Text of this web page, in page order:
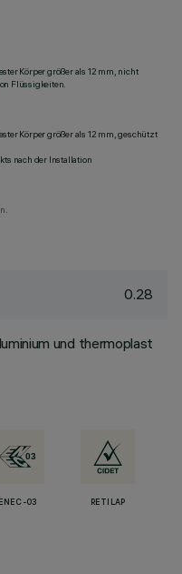
Körper größer als 12 mm, nicht
Flüssigkeiten.
Körper größer als 12 mm, geschützt
nach der Installation
0.28
und thermoplast
ENEC-03 RETILAP